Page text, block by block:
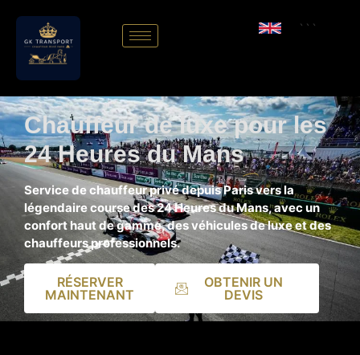
```
Chauffeur de luxe pour les
24 Heures du Mans
Service de chauffeur privé depuis Paris vers la
légendaire course des 24 Heures du Mans, avec un
confort haut de gamme, des véhicules de luxe et des
chauffeurs professionnels.
RÉSERVER
MAINTENANT
OBTENIR UN
DEVIS